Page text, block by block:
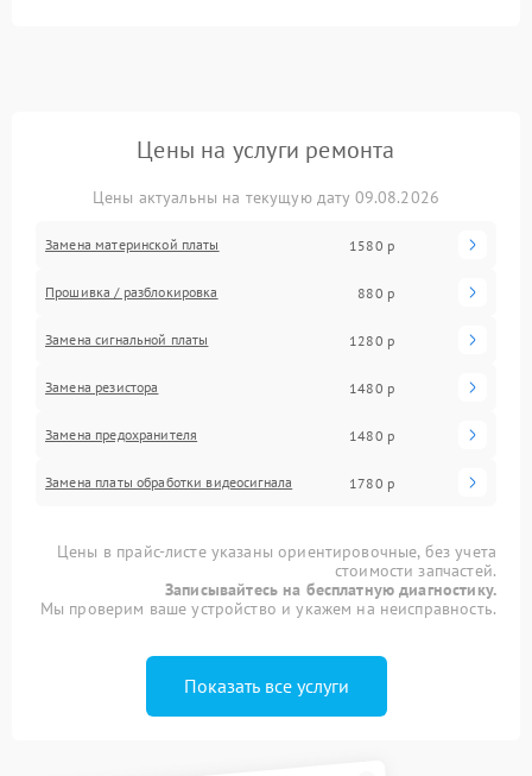
Цены на услуги ремонта
Цены актуальны на текущую дату 09.08.2026
Замена материнской платы 1580 р
Прошивка / разблокировка 880 р
Замена сигнальной платы 1280 р
Замена резистора 1480 р
Замена предохранителя 1480 р
Замена платы обработки видеосигнала 1780 р
Цены в прайс-листе указаны ориентировочные, без учета
стоимости запчастей.
Записывайтесь на бесплатную диагностику.
Мы проверим ваше устройство и укажем на неисправность.
Показать все услуги